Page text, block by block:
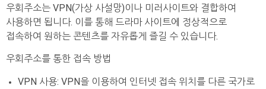
우회주소는 VPN(가상 사설망)이나 미러사이트와 결합하여
사용하면 됩니다. 이를 통해 드라마 사이트에 정상적으로
접속하여 원하는 콘텐츠를 자유롭게 즐길 수 있습니다.
우회주소를 통한 접속 방법
VPN 사용: VPN을 이용하여 인터넷 접속 위치를 다른 국가로